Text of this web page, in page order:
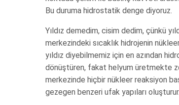
Bu duruma hidrostatik denge diyoruz.
Yıldız demedim, cisim dedim, çünkü
merkezindeki sıcaklık hidrojenin
yıldız diyebilmemiz için en azından
dönüştüren, fakat helyum üretmekte
merkezinde hiçbir nükleer reaksiyon
gezegen benzeri ufak yapıları oluşturur.